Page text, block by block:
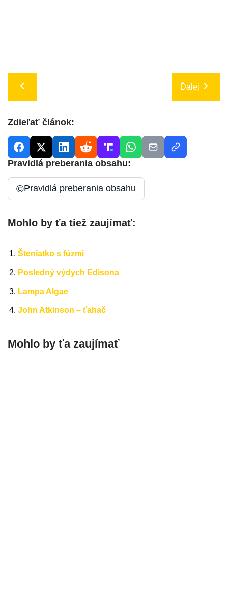
Ďalej
Zdieľať článok:
Pravidlá preberania obsahu:
©Pravidlá preberania obsahu
Mohlo by ťa tiež zaujímať:
Šteniatko s fúzmi
Posledný výdych Edisona
Lampa Algae
John Atkinson – ťahač
Mohlo by ťa zaujímať